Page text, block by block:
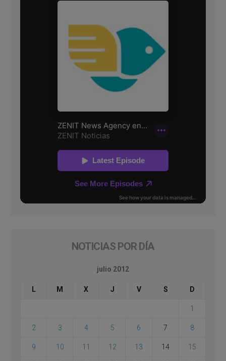
NOTICIAS POR DÍA
julio 2012
L M X J V S D
1
2 3 4 5 6 7 8
9 10 11 12 13 14 15